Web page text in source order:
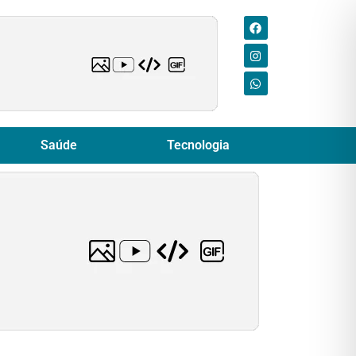
Saúde Tecnologia